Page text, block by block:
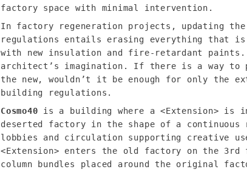
factory space with minimal intervention.
In factory regeneration projects, updating
regulations entails erasing everything that
with new insulation and fire-retardant
architect’s imagination. If there is a way to
the new, wouldn’t it be enough for only the
building regulations.
Cosmo40 is a building where a <Extension> is
deserted factory in the shape of a
lobbies and circulation supporting creative
<Extension> enters the old factory on the
column bundles placed around the original